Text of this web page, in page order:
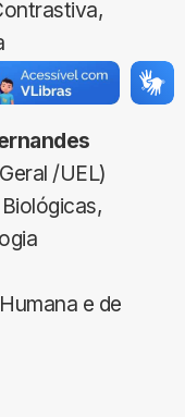
/UEL)
e de